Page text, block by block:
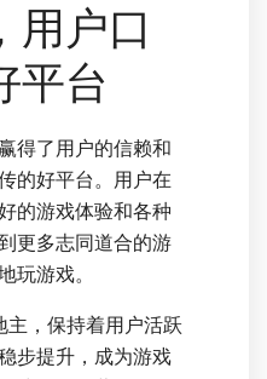
用户口
平台
得了用户的信赖和
的好平台。用户在
的游戏体验和各种
更多志同道合的游
玩游戏。
主，保持着用户活跃
步提升，成为游戏